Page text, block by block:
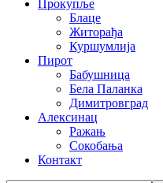
Прокупље
Блаце
Житорађа
Куршумлија
Пирот
Бабушница
Бела Паланка
Димитровград
Алексинац
Ражањ
Сокобања
Контакт